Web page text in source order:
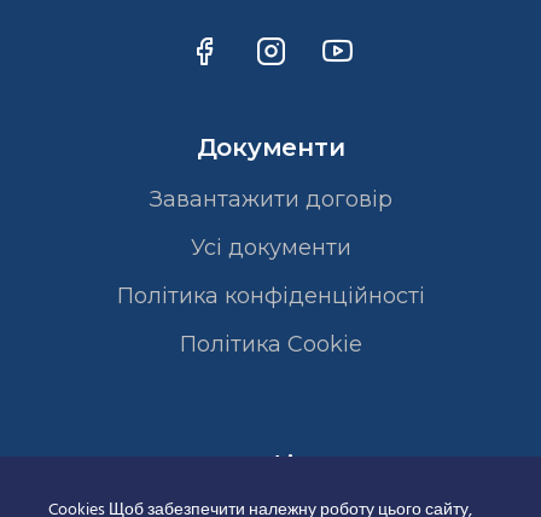
Документи
Завантажити договір
Усі документи
Політика конфіденційності
Полiтика Cookie
Сертифікати
Cookies Щоб забезпечити належну роботу цього сайту,